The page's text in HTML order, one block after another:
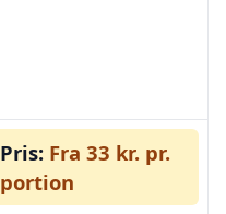
Pris: Fra 33 kr. pr.
portion